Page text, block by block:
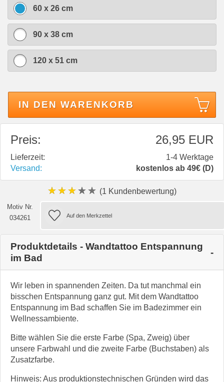
60 x 26 cm
90 x 38 cm
120 x 51 cm
IN DEN WARENKORB
Preis: 26,95 EUR
Lieferzeit:
1-4 Werktage
Versand:
kostenlos ab 49€ (D)
★★★★★ (1 Kundenbewertung)
Motiv Nr.
034261
Produktdetails - Wandtattoo Entspannung
im Bad
Wir leben in spannenden Zeiten. Da tut manchmal ein
bisschen Entspannung ganz gut. Mit dem Wandtattoo
Entspannung im Bad schaffen Sie im Badezimmer ein
Wellnessambiente.
Bitte wählen Sie die erste Farbe (Spa, Zweig) über
unsere Farbwahl und die zweite Farbe (Buchstaben) als
Zusatzfarbe.
Hinweis: Aus produktionstechnischen Gründen wird das